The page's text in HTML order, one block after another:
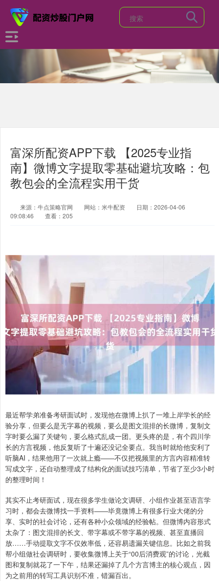
富深所配资APP下载 【2025专业指
南】微博文字提取零基础避坑攻略：包
教包会的全流程实用干货
来源：牛点策略官网 网站：米牛配资
日期：2026-04-06
09:08:46
查看：205
最近帮学弟准备考研面试时，发现他在微博上扒了一堆上岸学长的经
验分享，但要么是无字幕的视频，要么是图文混排的长微博，复制文
字时要么漏了关键句，要么格式乱成一团。更头疼的是，有个四川学
长的方言视频，他反复听了十遍还没记全要点。我当时就给他安利了
听脑AI，结果他用了一次就上瘾——不仅把视频里的方言内容精准转
写成文字，还自动整理成了结构化的面试技巧清单，节省了至少3小时
的整理时间！
其实不止考研面试，现在很多学生做论文调研、小组作业甚至语言学
习时，都会去微博找一手资料——毕竟微博上有很多行业大佬的分
享、实时的社会讨论，还有各种小众领域的经验帖。但微博内容形式
太杂了：图文混排的长文、带字幕或不带字幕的视频、甚至直播回
放……手动提取文字不仅效率低，还容易遗漏关键信息。比如之前我
帮小组做社会调研时，要收集微博上关于“00后消费观”的讨论，光截
图和复制就花了一下午，结果还漏掉了几个方言博主的核心观点，因
为之前用的转写工具识别不准，错漏百出。